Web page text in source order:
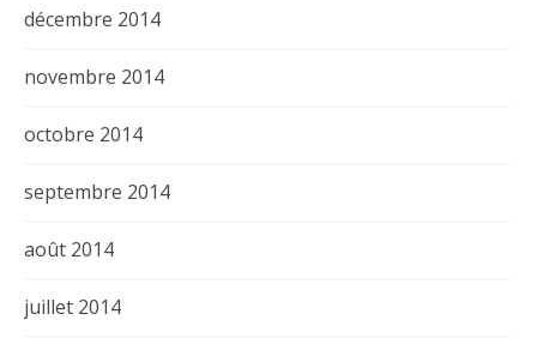
décembre 2014
novembre 2014
octobre 2014
septembre 2014
août 2014
juillet 2014